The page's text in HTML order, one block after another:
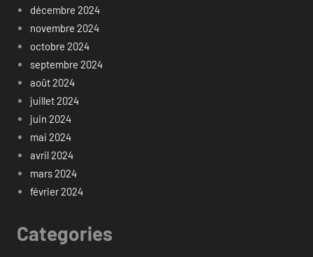
décembre 2024
novembre 2024
octobre 2024
septembre 2024
août 2024
juillet 2024
juin 2024
mai 2024
avril 2024
mars 2024
février 2024
Categories